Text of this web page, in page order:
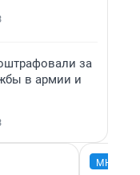
за
в армии и